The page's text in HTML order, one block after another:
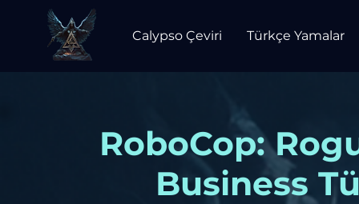
Calypso Çeviri Türkçe Yamalar
RoboCop:
Business